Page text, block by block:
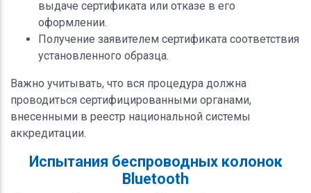
выдаче сертификата или отказе в его
оформлении.
Получение заявителем сертификата соответствия
установленного образца.
Важно учитывать, что вся процедура должна
проводиться сертифицированными органами,
внесенными в реестр национальной системы
аккредитации.
Испытания беспроводных колонок
Bluetooth